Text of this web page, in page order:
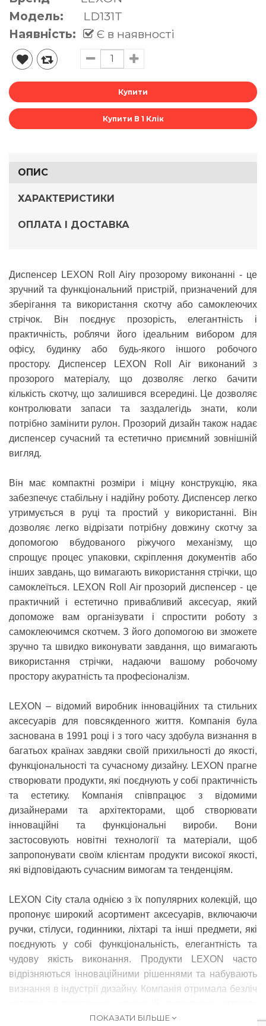
Модель:
LD131T
Наявність:
Є в наявності
Купити В 1 Клік
ОПИС
ХАРАКТЕРИСТИКИ
ОПЛАТА І ДОСТАВКА
Диспенсер LEXON Roll Airу прозорому виконанні - це
зручний та функціональний пристрій, призначений для
зберігання та використання скотчу або самоклеючих
стрічок. Він поєднує прозорість, елегантність і
практичність, роблячи його ідеальним вибором для
офісу, будинку або будь-якого іншого робочого
простору. Диспенсер LEXON Roll Air виконаний з
прозорого матеріалу, що дозволяє легко бачити
кількість скотчу, що залишився всередині. Це дозволяє
контролювати запаси та заздалегідь знати, коли
потрібно замінити рулон. Прозорий дизайн також надає
диспенсер сучасний та естетично приємний зовнішній
вигляд.
Він має компактні розміри і міцну конструкцію, яка
забезпечує стабільну і надійну роботу. Диспенсер легко
утримується в руці та простий у використанні. Він
дозволяє легко відрізати потрібну довжину скотчу за
допомогою вбудованого ріжучого механізму, що
спрощує процес упаковки, скріплення документів або
інших завдань, що вимагають використання стрічки, що
самоклеїться. LEXON Roll Air прозорий диспенсер - це
практичний і естетично привабливий аксесуар, який
допоможе вам організувати і спростити роботу з
самоклеючимся скотчем. З його допомогою ви зможете
зручно та швидко виконувати завдання, що вимагають
використання стрічки, надаючи вашому робочому
простору акуратність та професіоналізм.
LEXON – відомий виробник інноваційних та стильних
аксесуарів для повсякденного життя. Компанія була
заснована в 1991 році і з того часу здобула визнання в
багатьох країнах завдяки своїй прихильності до якості,
функціональності та сучасному дизайну. LEXON прагне
створювати продукти, які поєднують у собі практичність
та естетику. Компанія співпрацює з відомими
дизайнерами та архітекторами, щоб створювати
інноваційні та функціональні вироби. Вони
застосовують новітні технології та матеріали, щоб
запропонувати своїм клієнтам продукти високої якості,
які відповідають сучасним вимогам та тенденціям.
LEXON City стала однією з їх популярних колекцій, що
пропонує широкий асортимент аксесуарів, включаючи
ручки, стілуси, годинники, ліхтарі та інші предмети, які
поєднують у собі функціональність, елегантність та
чудову якість виконання. Продукти LEXON часто
відрізняються інноваційними рішеннями та набувають
визнання в індустрії дизайну. Компанія отримала безліч
Red Dot Design Award, iF Design Award, Good Design
ПОКАЗАТИ БІЛЬШЕ